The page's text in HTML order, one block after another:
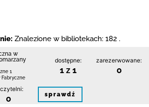
Znalezione w bibliotekach: 182 .
w
1
Fabryczne
dostępne:
1 z 1
zarezerwowane:
0
0 sprawdź